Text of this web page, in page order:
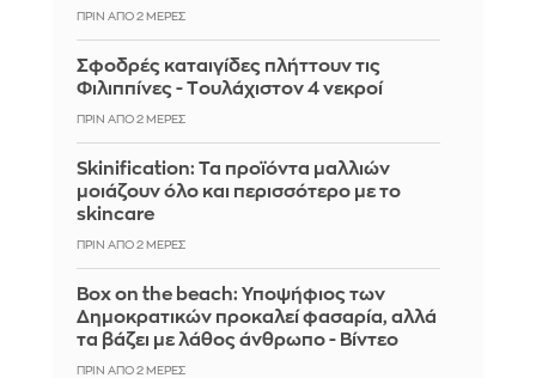
ΠΡΙΝ ΑΠΌ 2 ΜΈΡΕΣ
Σφοδρές καταιγίδες πλήττουν τις
Φιλιππίνες - Tουλάχιστον 4 νεκροί
ΠΡΙΝ ΑΠΌ 2 ΜΈΡΕΣ
Skinification: Τα προϊόντα μαλλιών
μοιάζουν όλο και περισσότερο με το
skincare
ΠΡΙΝ ΑΠΌ 2 ΜΈΡΕΣ
Box on the beach: Υποψήφιος των
Δημοκρατικών προκαλεί φασαρία, αλλά
τα βάζει με λάθος άνθρωπο - Βίντεο
ΠΡΙΝ ΑΠΌ 2 ΜΈΡΕΣ